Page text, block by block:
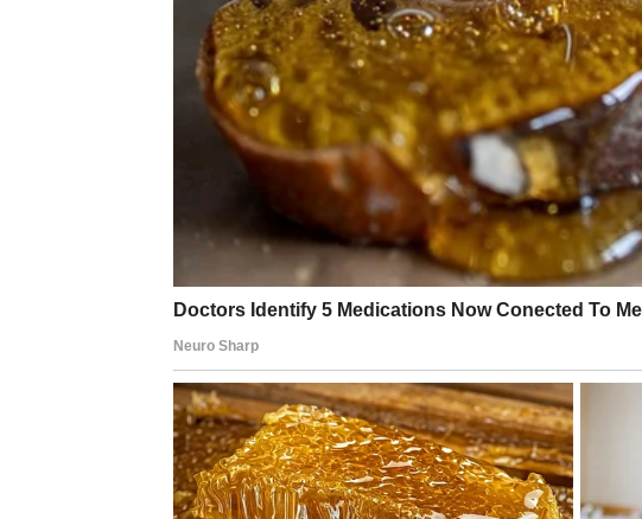
privlače pažnju gde god da se pojave – moguć je
vam donosi potvrdu da ste vredni ljubavi baš takvi
samopouzdanja nego ikad.
DEVICA
Za Device je Novogodišnja noć trenutak unutrašnjeg
drugima i onome što ste zanemarili kod sebe.
U ljubavi, Device mogu doživeti emotivno razjašnjenje –
razgovor, ili shvatate da je vreme da krenete dalje.
VAGA
Vage Novogodišnju noć doživljavaju kao karmički